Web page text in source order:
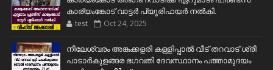
കാര്യംങ്കോട് വാട്ടർ പ്യൂരിഫയർ നൽകി.
test Oct 24, 2025
നീലേശ്വരം അങ്കക്കളരി കള്ളിപ്പാൽ വീട് തറവാട് ശ്രീ
പാടാർകുളങ്ങര ഭഗവതി ദേവസ്ഥാനം പത്താമുദയം